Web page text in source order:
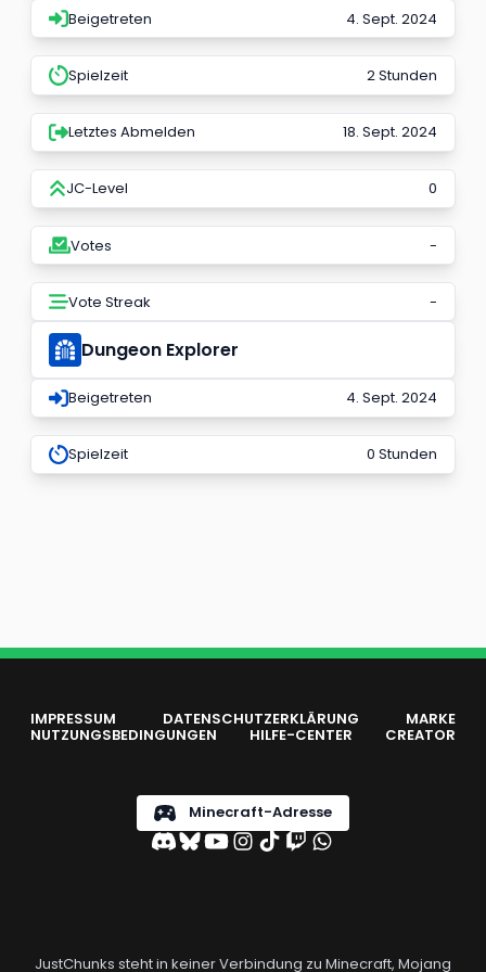
Beigetreten 4. Sept. 2024
Spielzeit 2 Stunden
Letztes Abmelden 18. Sept. 2024
JC-Level 0
Votes -
Vote Streak -
Dungeon Explorer
Beigetreten 4. Sept. 2024
Spielzeit 0 Stunden
IMPRESSUM DATENSCHUTZERKLÄRUNG MARKE
NUTZUNGSBEDINGUNGEN HILFE-CENTER CREATOR
Minecraft-Adresse
JustChunks steht in keiner Verbindung zu Minecraft, Mojang